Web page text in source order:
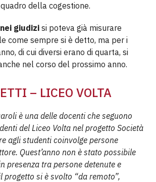
della cogestione.
giudizi si poteva già misurare
come sempre si è detto, ma per i
di cui diversi erano di quarta, si
nel corso del prossimo anno.
– LICEO VOLTA
è una delle docenti che seguono
del Liceo Volta nel progetto Società
agli studenti coinvolge persone
Quest’anno non è stato possibile
presenza tra persone detenute e
progetto si è svolto “da remoto”,